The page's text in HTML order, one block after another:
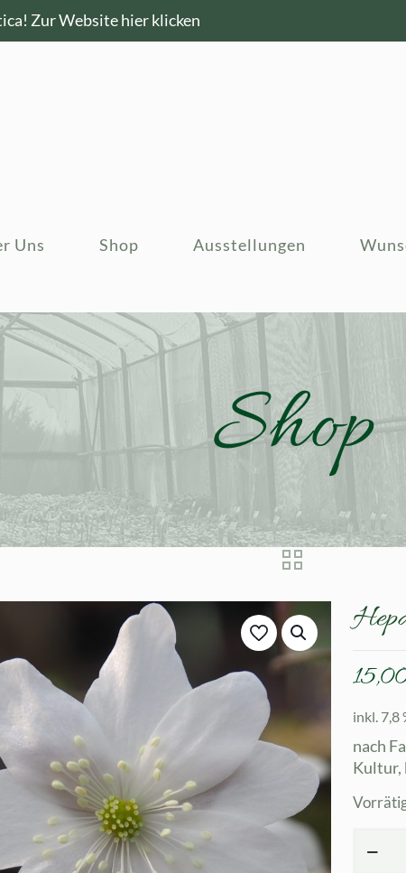
Zur Website hier klicken
Uns Shop Ausstellungen
Shop
inkl. 7,8
nach
Kultur,